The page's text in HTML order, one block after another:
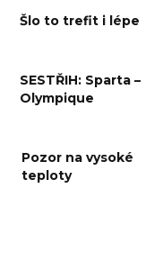
Šlo to trefit i lépe
SESTŘIH: Sparta –
Olympique
Pozor na vysoké
teploty